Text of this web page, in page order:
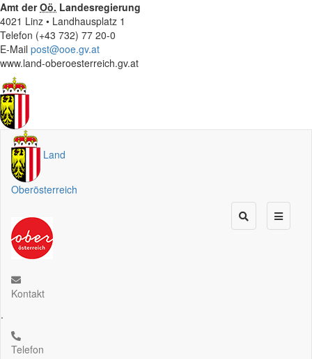
Amt derOö. Landesregierung
4021 Linz • Landhausplatz 1
Telefon (+43 732) 77 20-0
E-Mail post@ooe.gv.at
www.land-oberoesterreich.gv.at
Land
Oberösterreich
Kontakt
.
Telefon